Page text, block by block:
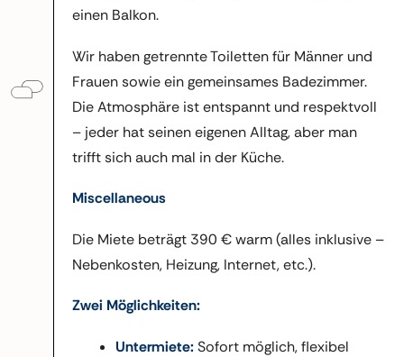
einen Balkon.
Wir haben getrennte Toiletten für Männer und
Frauen sowie ein gemeinsames Badezimmer.
Die Atmosphäre ist entspannt und respektvoll
– jeder hat seinen eigenen Alltag, aber man
trifft sich auch mal in der Küche.
Miscellaneous
Die Miete beträgt 390 € warm (alles inklusive –
Nebenkosten, Heizung, Internet, etc.).
Zwei Möglichkeiten:
Untermiete:Sofort möglich, flexibel